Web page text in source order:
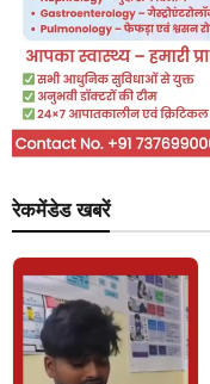
रेकमेंडेड खबरें